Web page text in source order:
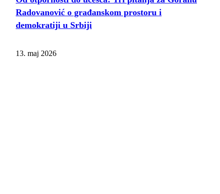
Radovanović o građanskom prostoru i
demokratiji u Srbiji
13. maj 2026